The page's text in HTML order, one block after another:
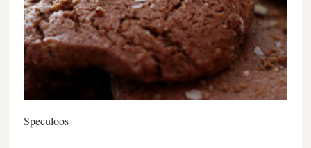
Speculoos